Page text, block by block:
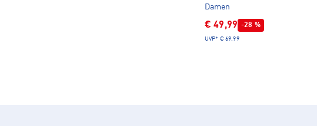
Damen
€ 49,99 -28 %
UVP* € 69,99